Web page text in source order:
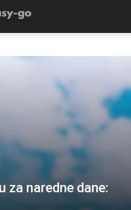
za naredne dane: